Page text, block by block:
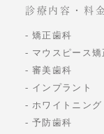
診療内容・料
矯正歯科
マウスピース矯
審美歯科
インプラント
ホワイトニング
予防歯科